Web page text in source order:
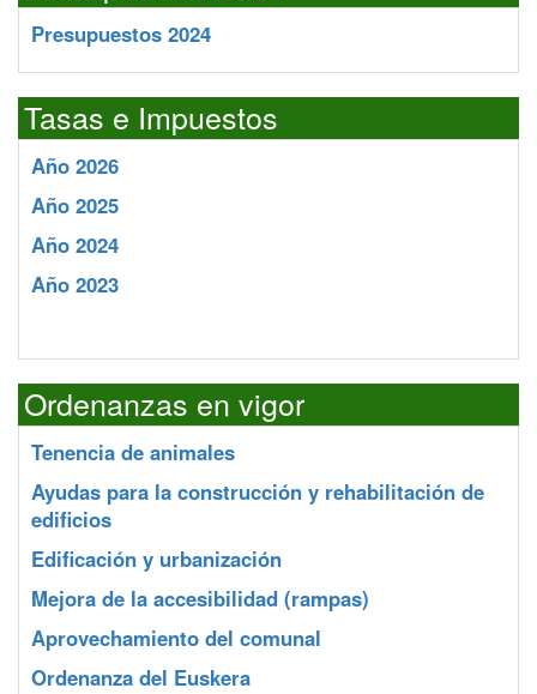
Presupuestos 2024
Tasas e Impuestos
Año 2026
Año 2025
Año 2024
Año 2023
Ordenanzas en vigor
Tenencia de animales
Ayudas para la construcción y rehabilitación de
edificios
Edificación y urbanización
Mejora de la accesibilidad (rampas)
Aprovechamiento del comunal
Ordenanza del Euskera